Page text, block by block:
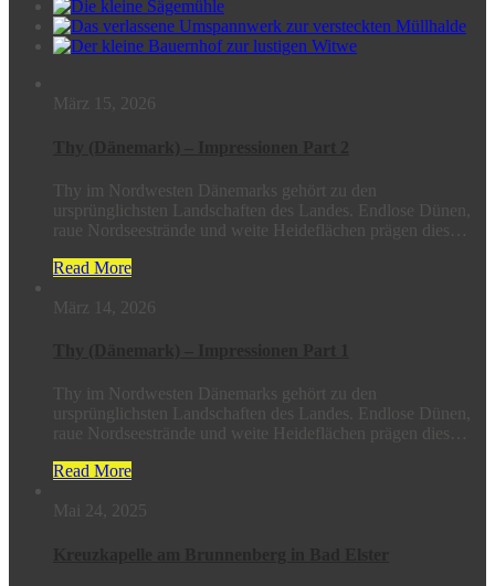
März 15, 2026
Thy im Nordwesten Dänemarks gehört zu den
ursprünglichsten Landschaften des Landes. Endlose Dünen,
raue Nordseestrände und weite Heideflächen prägen dies…
Read More
März 14, 2026
Thy im Nordwesten Dänemarks gehört zu den
ursprünglichsten Landschaften des Landes. Endlose Dünen,
raue Nordseestrände und weite Heideflächen prägen dies…
Read More
Mai 24, 2025